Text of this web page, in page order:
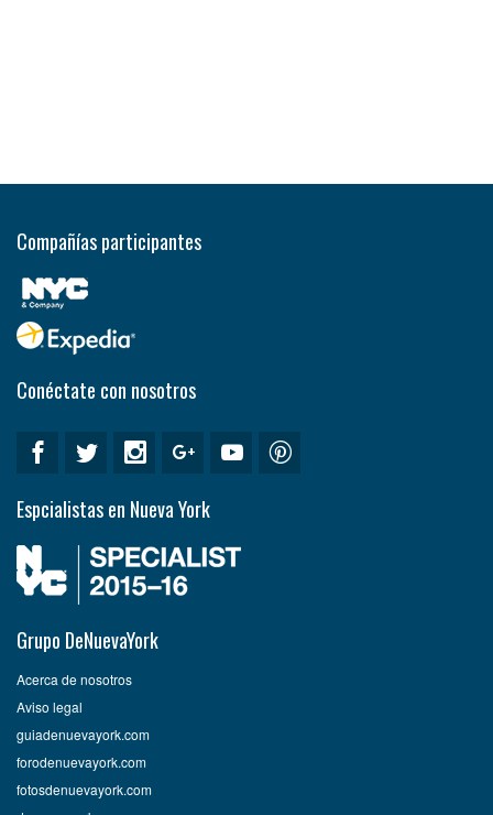
Compañías participantes
Conéctate con nosotros
Espcialistas en Nueva York
Grupo DeNuevaYork
Acerca de nosotros
Aviso legal
guiadenuevayork.com
forodenuevayork.com
fotosdenuevayork.com